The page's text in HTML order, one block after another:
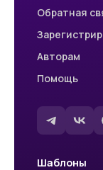
Обратная
Авторам
Помощь
Шаблоны